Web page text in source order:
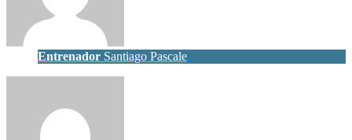
Entrenador Santiago Pascale